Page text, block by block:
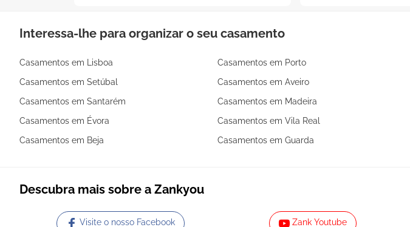
casamento na praia!.. A palavra de ordem?
Interessa-lhe para organizar o seu casamento
Casamentos em Lisboa Casamentos em Porto
Casamentos em Setúbal
Casamentos em Aveiro
Casamentos em Santarém
Casamentos em Madeira
Casamentos em Évora
Casamentos em Vila Real
Casamentos em Beja
Casamentos em Guarda
Descubra mais sobre a Zankyou
Visite o nosso Facebook Zank Youtube